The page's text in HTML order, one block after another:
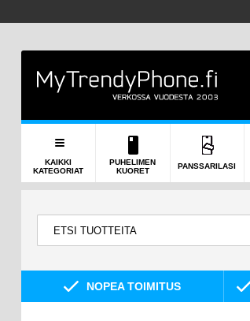
KAIKKI
KATEGORIAT
PUHELIMEN
KUORET
PANSSARILASI
NOPEA TOIMITUS